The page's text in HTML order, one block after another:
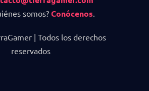
somos? Conócenos.
| Todos los derechos
reservados